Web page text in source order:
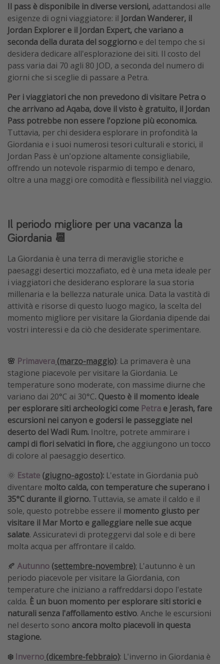
Il pass è disponibile in diverse versioni, adattandosi alle
esigenze di ogni viaggiatore: il Jordan Wanderer, il
Jordan Explorer e il Jordan Expert, che variano a
seconda della durata del soggiorno e del tempo che si
desidera dedicare all'esplorazione dei siti. Il costo del
pass varia dai 70 agli 80 JOD, a seconda del numero di
giorni che si sceglie di passare a Petra.
Per i viaggiatori che non prevedono di visitare Petra o
che arrivano ad Aqaba, dove il visto è gratuito, il Jordan
Pass potrebbe non essere l'opzione più economica.
Tuttavia, per chi desidera esplorare in profondità la
Giordania e i suoi numerosi tesori culturali e storici, il
Jordan Pass è un'opzione altamente consigliabile,
offrendo un notevole risparmio di tempo e denaro,
oltre a una maggi ore comodità e flessibilità nel viaggio.
Il periodo migliore per una vacanza la
Giordania 📆
La Giordania è una terra di meraviglie storiche e
paesaggi desertici mozzafiato, ed è una meta ideale per
i viaggiatori che desiderano esplorare la sua storia
millenaria e la bellezza naturale unica. Data la vastità di
attività e risorse di questo luogo magico, la scelta del
momento migliore per visitare la Giordania dipende dai
vostri interessi e da ciò che desiderate sperimentare.
🌸 Primavera (marzo-maggio): La primavera è una
stagione piacevole per visitare la Giordania. Le
temperature sono moderate, con massime diurne che
variano dai 20°C ai 30°C. Questo è il momento ideale
per esplorare siti archeologici come Petra e Jerash, fare
escursioni nei canyon e godersi le passeggiate nel
deserto del Wadi Rum. Inoltre, potrete ammirare i
campi di fiori selvatici in fiore, che aggiungono un tocco
di colore al paesaggio desertico.
🌞 Estate (giugno-agosto): L'estate in Giordania può
diventare molto calda, con temperature che superano i
35°C durante il giorno. Tuttavia, se amate il caldo e il
sole, questo potrebbe essere il momento giusto per
visitare il Mar Morto e galleggiare nelle sue acque
salate. Assicuratevi di proteggervi dal sole e di bere
molta acqua per affrontare il caldo.
🍂 Autunno (settembre-novembre): L'autunno è un
periodo piacevole per visitare la Giordania, con
temperature che iniziano a raffreddarsi dopo l'estate
calda. È un buon momento per esplorare siti storici e
naturali senza l'affollamento estivo. Anche le escursioni
nel deserto sono ancora molto piacevoli in questa
stagione.
❄️ Inverno (dicembre-febbraio): L'inverno in Giordania è